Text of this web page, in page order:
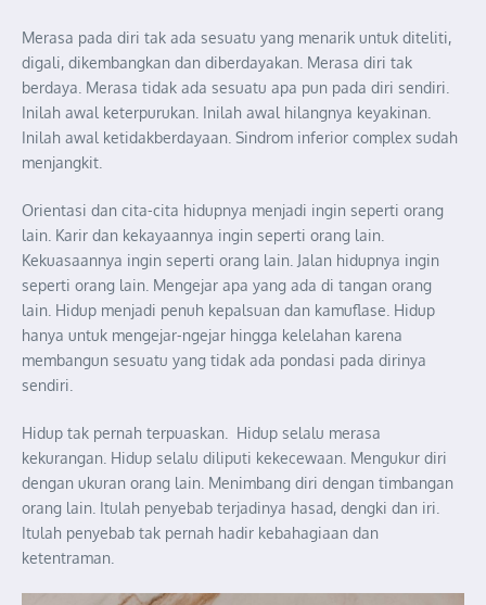
Merasa pada diri tak ada sesuatu yang menarik untuk diteliti,
digali, dikembangkan dan diberdayakan. Merasa diri tak
berdaya. Merasa tidak ada sesuatu apa pun pada diri sendiri.
Inilah awal keterpurukan. Inilah awal hilangnya keyakinan.
Inilah awal ketidakberdayaan. Sindrom inferior complex sudah
menjangkit.
Orientasi dan cita-cita hidupnya menjadi ingin seperti orang
lain. Karir dan kekayaannya ingin seperti orang lain.
Kekuasaannya ingin seperti orang lain. Jalan hidupnya ingin
seperti orang lain. Mengejar apa yang ada di tangan orang
lain. Hidup menjadi penuh kepalsuan dan kamuflase. Hidup
hanya untuk mengejar-ngejar hingga kelelahan karena
membangun sesuatu yang tidak ada pondasi pada dirinya
sendiri.
Hidup tak pernah terpuaskan. Hidup selalu merasa
kekurangan. Hidup selalu diliputi kekecewaan. Mengukur diri
dengan ukuran orang lain. Menimbang diri dengan timbangan
orang lain. Itulah penyebab terjadinya hasad, dengki dan iri.
Itulah penyebab tak pernah hadir kebahagiaan dan
ketentraman.